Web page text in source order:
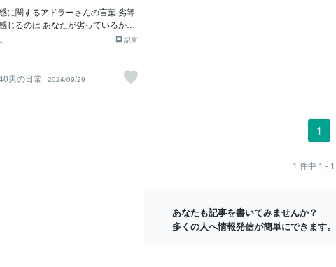
に関するアドラーさんの言葉 劣等
じるのは あなたが劣っているから
い。 劣等感があるのは あなたに目
あるものです。 劣等感があるから
は努力して成長する事ができる 劣
敵ではなく あなたの味方です。 劣
記事
男の日常
2024/09/29
1
1 件中 1 - 1
あなたも記事を書いてみませんか？
多くの人へ情報発信が簡単にできます。